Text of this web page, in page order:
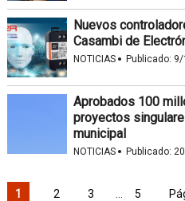
Nuevos
Casambi de
NOTICIAS · Publicado: 9/
Aprobados 100
proyectos
municipal
NOTICIAS · Publicado:
1 2 3 5